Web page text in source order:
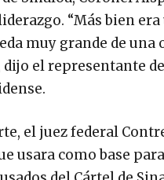
“Más bien
muy grande de una
dijo el representante
el juez federal
usara como base
del Cártel de